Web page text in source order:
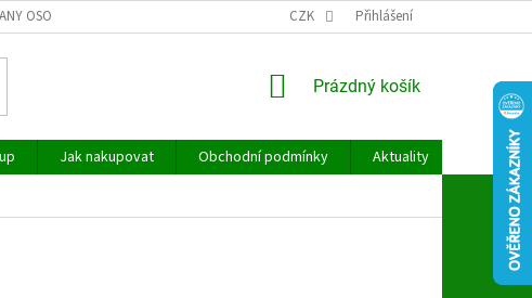
OSOBNÍCH ÚDAJŮ CZK Přihlášení
NÁKUPNÍ
Prázdný košík
Jak nakupovat Obchodní podmínky Aktuality
Kontakt